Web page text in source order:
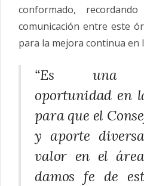
conformado,
comunicación entre este
para la mejora continua en
“Es una
oportunidad en
para que el
y aporte
valor en el
damos fe de